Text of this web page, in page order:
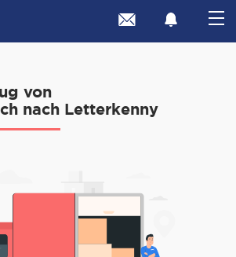
von
nach Letterkenny